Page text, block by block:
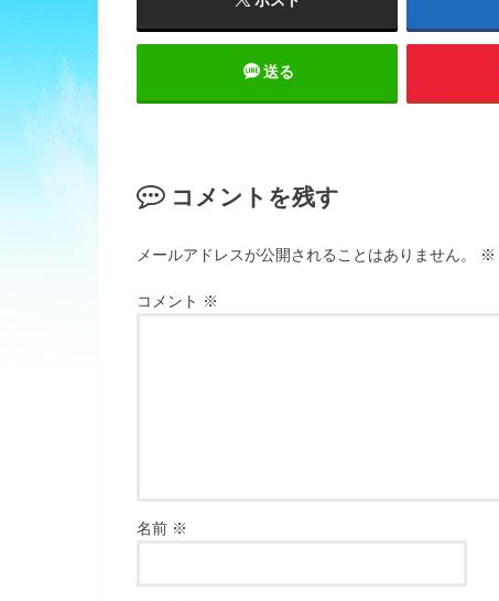
送る
コメントを残す
メールアドレスが公開されることはありません。 ※
コメント ※
名前 ※